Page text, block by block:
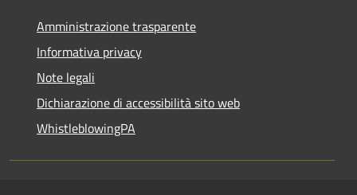
Amministrazione trasparente
Informativa privacy
Note legali
Dichiarazione di accessibilità sito web
WhistleblowingPA